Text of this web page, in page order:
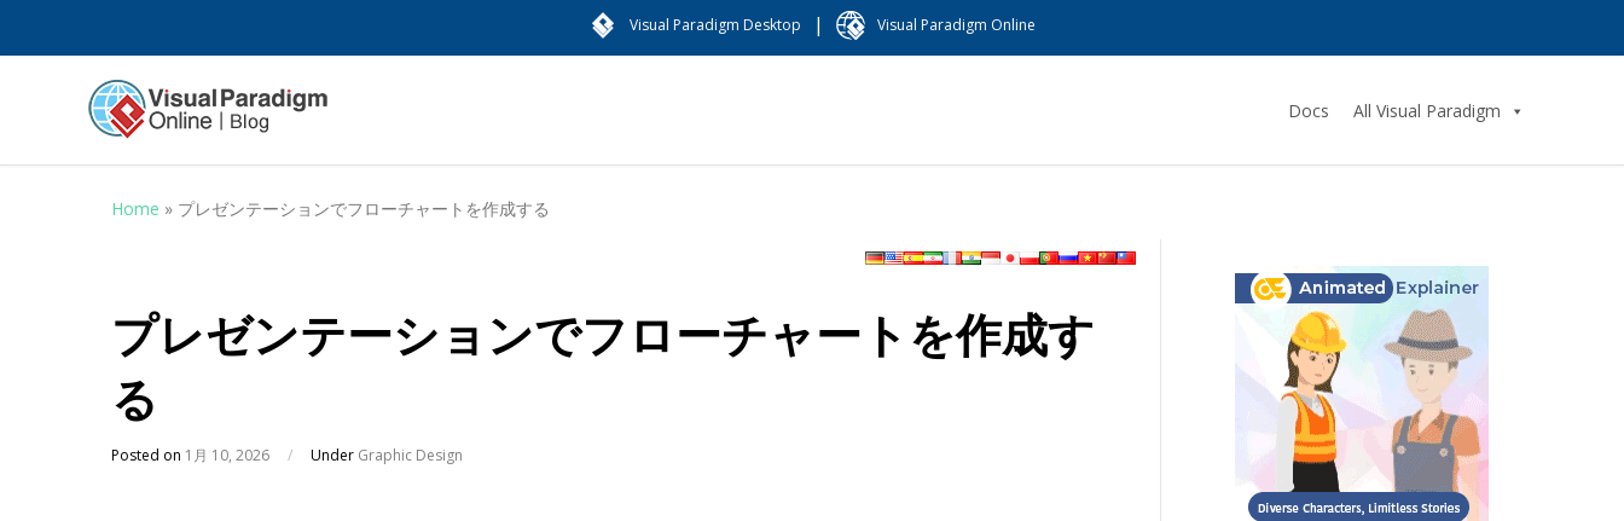
Visual Paradigm Desktop | Visual Paradigm Online
Docs All Visual Paradigm
Home » プレゼンテーションでフローチャートを作成する
プレゼンテーションでフローチャートを作成す
る
Posted on 1月 10, 2026 / Under Graphic Design